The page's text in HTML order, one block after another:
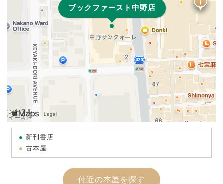
ブックファースト中野店
新刊書店
古本屋
付近の本屋を探す